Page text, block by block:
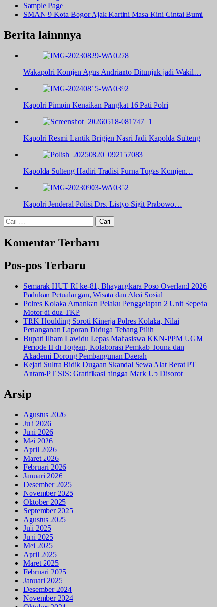
Sample Page
SMAN 9 Kota Bogor Ajak Kartini Masa Kini Cintai Bumi
Berita lainnnya
Wakapolri Komjen Agus Andrianto Ditunjuk jadi Wakil…
Kapolri Pimpin Kenaikan Pangkat 16 Pati Polri
Kapolri Resmi Lantik Brigjen Nasri Jadi Kapolda Sulteng
Kapolda Sulteng Hadiri Tradisi Purna Tugas Komjen…
Kapolri Jenderal Polisi Drs. Listyo Sigit Prabowo…
Cari
untuk:
Komentar Terbaru
Pos-pos Terbaru
Semarak HUT RI ke-81, Bhayangkara Poso Overland 2026
Padukan Petualangan, Wisata dan Aksi Sosial
Polres Kolaka Amankan Pelaku Penggelapan 2 Unit Sepeda
Motor di dua TKP
TRK Houlding Soroti Kinerja Polres Kolaka, Nilai
Penanganan Laporan Diduga Tebang Pilih
Bupati Ilham Lawidu Lepas Mahasiswa KKN-PPM UGM
Periode II di Togean, Kolaborasi Pemkab Touna dan
Akademi Dorong Pembangunan Daerah
Kejati Sultra Bidik Dugaan Skandal Sewa Alat Berat PT
Antam-PT SJS: Gratifikasi hingga Mark Up Disorot
Arsip
Agustus 2026
Juli 2026
Juni 2026
Mei 2026
April 2026
Maret 2026
Februari 2026
Januari 2026
Desember 2025
November 2025
Oktober 2025
September 2025
Agustus 2025
Juli 2025
Juni 2025
Mei 2025
April 2025
Maret 2025
Februari 2025
Januari 2025
Desember 2024
November 2024